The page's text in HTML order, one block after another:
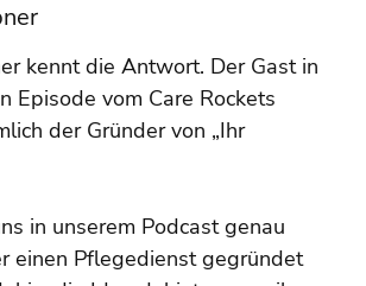
kennt die Antwort. Der Gast in
Episode vom Care Rockets
der Gründer von „Ihr
in unserem Podcast genau
einen Pflegedienst gegründet